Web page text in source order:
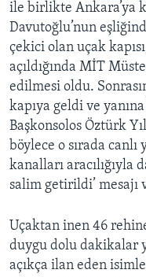
ile birlikte Ankara’ya
Davutoğlu’nun
çekici olan uçak
açıldığında MİT
edilmesi oldu.
kapıya geldi ve
Başkonsolos Öztürk
böylece o sırada
kanalları aracılığıyla
salim getirildi’ mesajı
Uçaktan inen 46
duygu dolu dakikalar
açıkça ilan eden